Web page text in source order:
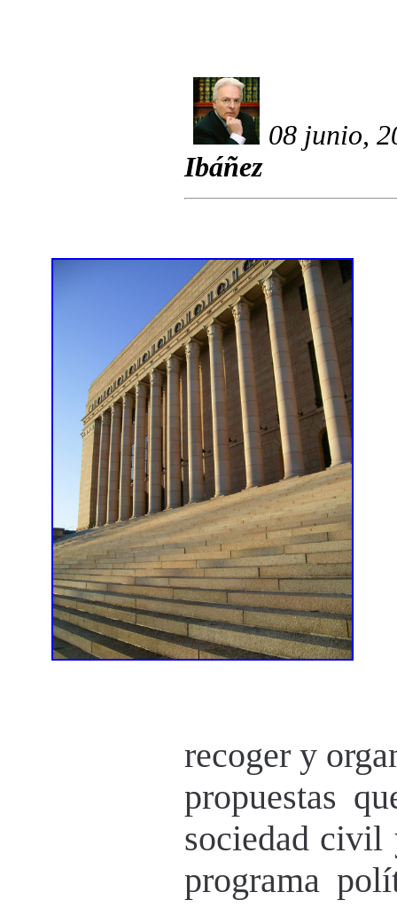
08 junio,
Ibáñez
recoger y
propuestas
sociedad civil
programa